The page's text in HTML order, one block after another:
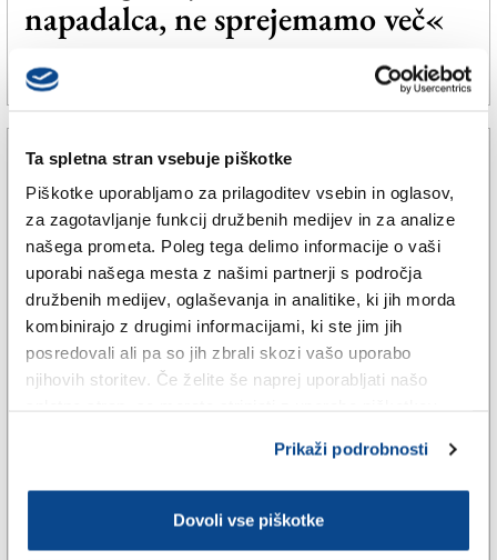
Ta spletna stran vsebuje piškotke
Piškotke uporabljamo za prilagoditev vsebin in oglasov,
za zagotavljanje funkcij družbenih medijev in za analize
našega prometa. Poleg tega delimo informacije o vaši
uporabi našega mesta z našimi partnerji s področja
družbenih medijev, oglaševanja in analitike, ki jih morda
kombinirajo z drugimi informacijami, ki ste jim jih
posredovali ali pa so jih zbrali skozi vašo uporabo
njihovih storitev. Če želite še naprej uporabljati našo
Prikaži podrobnosti
Dovoli vse piškotke
napadalca, ne sprejemamo več«
BOJAN BREZIGAR |
Helena Jaklitsch, Anže Logar,
Tomaž Kunstelj in Vojko Volk
vitezi velikega križa